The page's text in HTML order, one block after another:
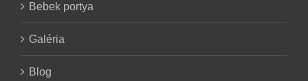
Bebek portya
Galéria
Blog